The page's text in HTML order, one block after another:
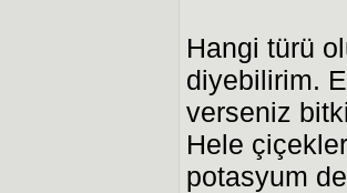
Hangi türü
diyebilirim.
verseniz
Hele
potasyum